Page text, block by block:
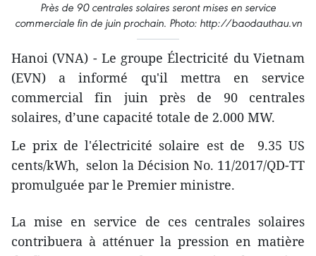
Près de 90 centrales solaires seront mises en service
commerciale fin de juin prochain. Photo: http://baodauthau.vn
Hanoi (VNA) - Le groupe Électricité du Vietnam
(EVN) a informé qu'il mettra en service
commercial fin juin près de 90 centrales
solaires, d’une capacité totale de 2.000 MW.
Le prix de l'électricité solaire est de 9.35 US
cents/kWh, selon la Décision No. 11/2017/QD-TT
promulguée par le Premier ministre.
La mise en service de ces centrales solaires
contribuera à atténuer la pression en matière